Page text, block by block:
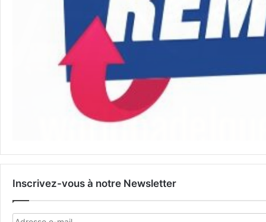
Inscrivez-vous à notre Newsletter